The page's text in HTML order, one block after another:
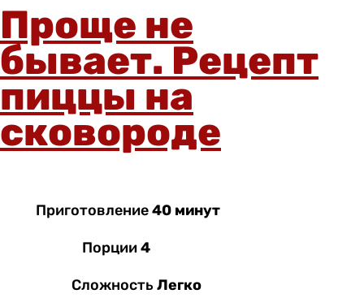
Проще не
бывает. Рецепт
пиццы на
сковороде
Приготовление40 минут
Порции4
Сложность Легко